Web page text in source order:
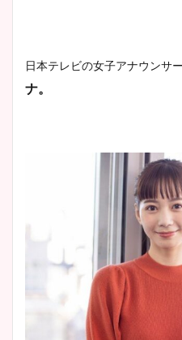
日本テレビの女子アナウンサー
ナ。